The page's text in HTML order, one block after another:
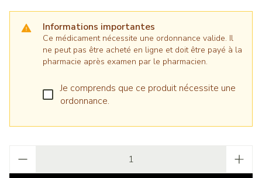
Informations importantes
Ce médicament nécessite une ordonnance valide. Il
ne peut pas être acheté en ligne et doit être payé à la
pharmacie après examen par le pharmacien.
Je comprends que ce produit nécessite une
ordonnance.